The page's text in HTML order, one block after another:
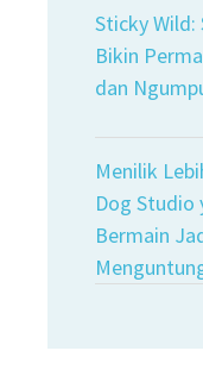
Sticky Wild:
Bikin
dan
Menilik
Dog Studio
Bermain